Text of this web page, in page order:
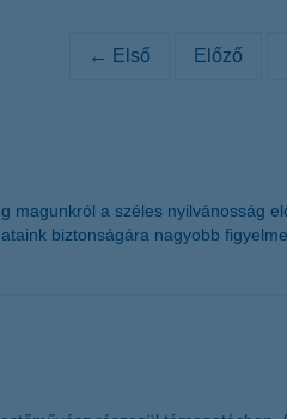
← Első Előző
a széles nyilvánosság
biztonságára nagyobb